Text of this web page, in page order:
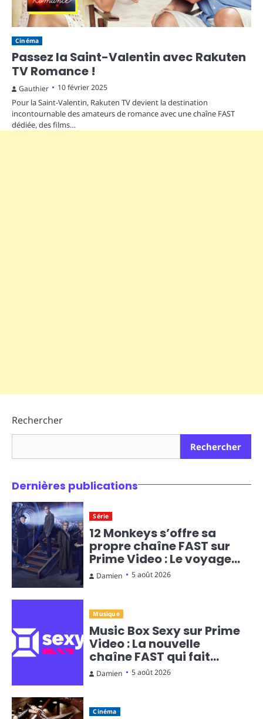
Cinéma
Passez la Saint-Valentin avec Rakuten
TV Romance !
Gauthier 10 février 2025
Pour la Saint-Valentin, Rakuten TV devient la destination
incontournable des amateurs de romance avec une chaîne FAST
dédiée, des films…
Rechercher
Rechercher
Dernières publications
Série
12 Monkeys s’offre sa
propre chaîne FAST sur
Prime Video : Le voyage
temporel en diffusion
Damien 5 août 2026
Musique
Music Box Sexy sur Prime
Video : La nouvelle
chaîne FAST qui fait
monter la température
Damien 5 août 2026
Cinéma